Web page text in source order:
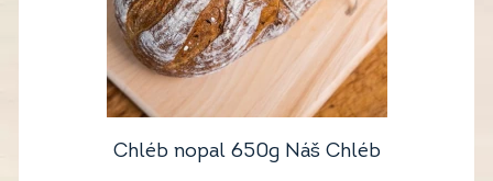
Chléb nopal 650g Náš Chléb